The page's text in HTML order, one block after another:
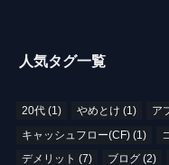
人気タグ一覧
20代(1) やめとけ (1) ア
キャッシュフロー(CF)(1)
デメリット (7) ブログ (2)